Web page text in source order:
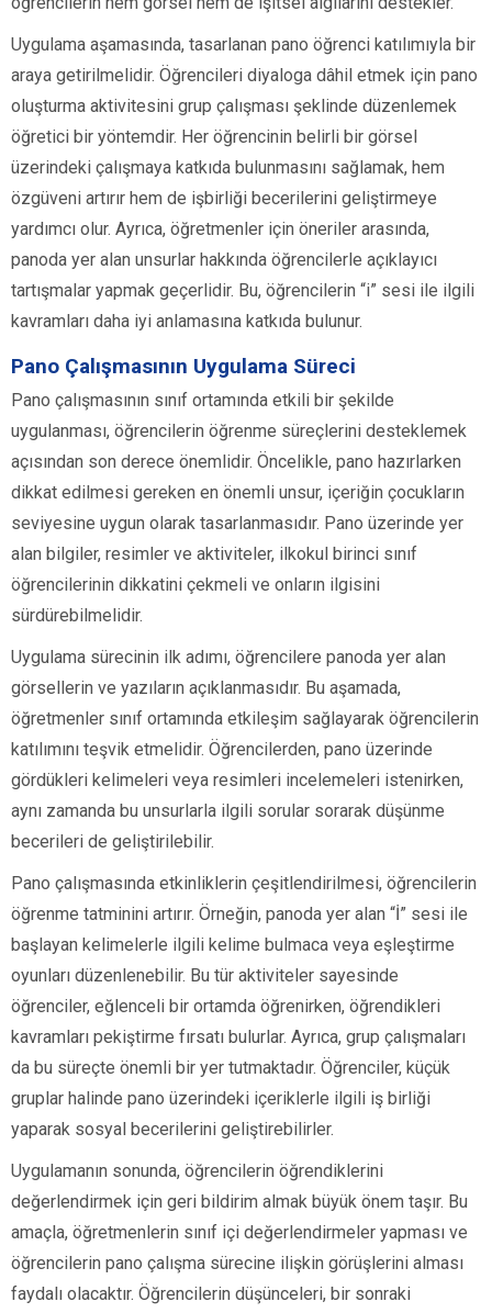
Uygulama aşamasında, tasarlanan pano öğrenci katılımıyla bir
araya getirilmelidir. Öğrencileri diyaloga dâhil etmek için pano
oluşturma aktivitesini grup çalışması şeklinde düzenlemek
öğretici bir yöntemdir. Her öğrencinin belirli bir görsel
üzerindeki çalışmaya katkıda bulunmasını sağlamak, hem
özgüveni artırır hem de işbirliği becerilerini geliştirmeye
yardımcı olur. Ayrıca, öğretmenler için öneriler arasında,
panoda yer alan unsurlar hakkında öğrencilerle açıklayıcı
tartışmalar yapmak geçerlidir. Bu, öğrencilerin “i” sesi ile ilgili
kavramları daha iyi anlamasına katkıda bulunur.
Pano Çalışmasının Uygulama Süreci
Pano çalışmasının sınıf ortamında etkili bir şekilde
uygulanması, öğrencilerin öğrenme süreçlerini desteklemek
açısından son derece önemlidir. Öncelikle, pano hazırlarken
dikkat edilmesi gereken en önemli unsur, içeriğin çocukların
seviyesine uygun olarak tasarlanmasıdır. Pano üzerinde yer
alan bilgiler, resimler ve aktiviteler, ilkokul birinci sınıf
öğrencilerinin dikkatini çekmeli ve onların ilgisini
sürdürebilmelidir.
Uygulama sürecinin ilk adımı, öğrencilere panoda yer alan
görsellerin ve yazıların açıklanmasıdır. Bu aşamada,
öğretmenler sınıf ortamında etkileşim sağlayarak öğrencilerin
katılımını teşvik etmelidir. Öğrencilerden, pano üzerinde
gördükleri kelimeleri veya resimleri incelemeleri istenirken,
aynı zamanda bu unsurlarla ilgili sorular sorarak düşünme
becerileri de geliştirilebilir.
Pano çalışmasında etkinliklerin çeşitlendirilmesi, öğrencilerin
öğrenme tatminini artırır. Örneğin, panoda yer alan “İ” sesi ile
başlayan kelimelerle ilgili kelime bulmaca veya eşleştirme
oyunları düzenlenebilir. Bu tür aktiviteler sayesinde
öğrenciler, eğlenceli bir ortamda öğrenirken, öğrendikleri
kavramları pekiştirme fırsatı bulurlar. Ayrıca, grup çalışmaları
da bu süreçte önemli bir yer tutmaktadır. Öğrenciler, küçük
gruplar halinde pano üzerindeki içeriklerle ilgili iş birliği
yaparak sosyal becerilerini geliştirebilirler.
Uygulamanın sonunda, öğrencilerin öğrendiklerini
değerlendirmek için geri bildirim almak büyük önem taşır. Bu
amaçla, öğretmenlerin sınıf içi değerlendirmeler yapması ve
öğrencilerin pano çalışma sürecine ilişkin görüşlerini alması
faydalı olacaktır. Öğrencilerin düşünceleri, bir sonraki